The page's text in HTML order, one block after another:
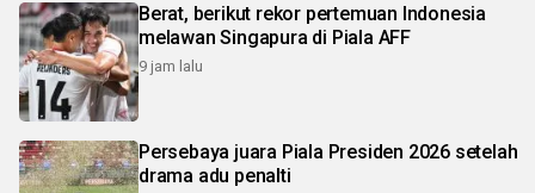
Berat, berikut rekor pertemuan Indonesia
melawan Singapura di Piala AFF
9 jam lalu
Persebaya juara Piala Presiden 2026 setelah
drama adu penalti